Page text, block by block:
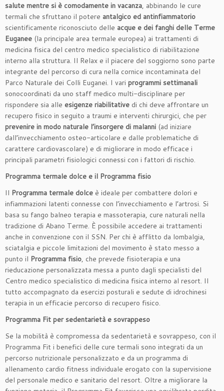
salute mentre si è comodamente in vacanza, abbinando le cure
termali che sfruttano il potere antalgico ed antinfiammatorio
scientificamente riconosciuto delle acque e dei fanghi delle Terme
Euganee (la principale area termale europea) ai trattamenti di
medicina fisica del centro medico specialistico di riabilitazione
interno alla struttura. Il Relax e il piacere del soggiorno sono parte
integrante del percorso di cura nella cornice incontaminata del
Parco Naturale dei Colli Euganei. I vari programmi settimanali
sonocoordinati da uno staff medico multi-disciplinare per
rispondere sia alle esigenze riabilitative di chi deve affrontare un
recupero fisico in seguito a traumi e interventi chirurgici, che per
prevenire in modo naturale l’insorgere di malanni (ad iniziare
dall’invecchiamento osteo-articolare e dalle problematiche di
carattere cardiovascolare) e di migliorare in modo efficace i
principali parametri fisiologici connessi con i fattori di rischio.
Programma termale dolce e il Programma fisio
Il Programma termale dolce è ideale per combattere dolori e
infiammazioni latenti connesse con l’invecchiamento e l’artrosi. Si
basa su fango balneo terapia e massoterapia, cure naturali nella
tradizione di Abano Terme. È possibile accedere ai trattamenti
anche in convenzione con il SSN. Per chi è afflitto da lombalgia,
sciatalgia e piccole limitazioni del movimento è stato messo a
punto il Programma fisio, che prevede fisioterapia e una
rieducazione personalizzata messa a punto dagli specialisti del
Centro medico specialistico di medicina fisica interno al resort. Il
tutto accompagnato da esercizi posturali e sedute di idrochinesi
terapia in un efficacie percorso di recupero fisico.
Programma Fit per sedentarietà e sovrappeso
Se la mobilità è compromessa da sedentarietà e sovrappeso, con il
Programma Fit i benefici delle cure termali sono integrati da un
percorso nutrizionale personalizzato e da un programma di
allenamento cardio fitness individuale erogato con la supervisione
del personale medico e sanitario del resort. Oltre a migliorare la